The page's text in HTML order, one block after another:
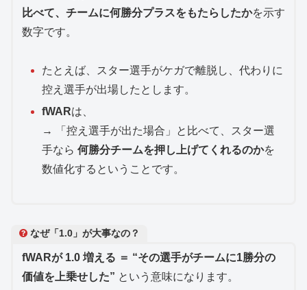
比べて、チームに何勝分プラスをもたらしたかを示す
数字です。
たとえば、スター選手がケガで離脱し、代わりに
控え選手が出場したとします。
fWARは、
→ 「控え選手が出た場合」と比べて、スター選
手なら 何勝分チームを押し上げてくれるのかを
数値化するということです。
なぜ「1.0」が大事なの？
fWARが 1.0 増える ＝ “その選手がチームに1勝分の
価値を上乗せした” という意味になります。